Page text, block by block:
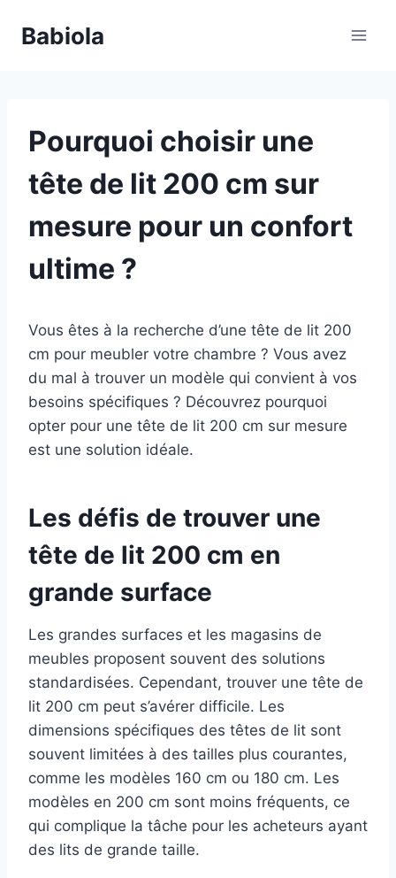
Babiola
Pourquoi choisir une
tête de lit 200 cm sur
mesure pour un confort
ultime ?
Vous êtes à la recherche d’une tête de lit 200
cm pour meubler votre chambre ? Vous avez
du mal à trouver un modèle qui convient à vos
besoins spécifiques ? Découvrez pourquoi
opter pour une tête de lit 200 cm sur mesure
est une solution idéale.
Les défis de trouver une
tête de lit 200 cm en
grande surface
Les grandes surfaces et les magasins de
meubles proposent souvent des solutions
standardisées. Cependant, trouver une tête de
lit 200 cm peut s’avérer difficile. Les
dimensions spécifiques des têtes de lit sont
souvent limitées à des tailles plus courantes,
comme les modèles 160 cm ou 180 cm. Les
modèles en 200 cm sont moins fréquents, ce
qui complique la tâche pour les acheteurs ayant
des lits de grande taille.